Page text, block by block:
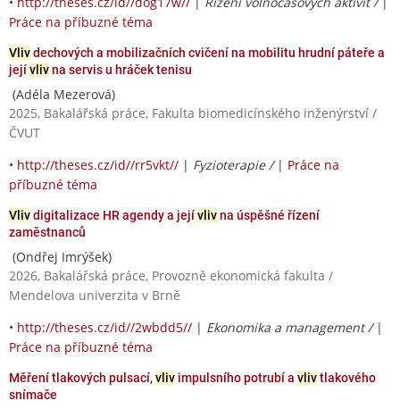
Práce na příbuzné téma
Vlivdechových a mobilizačních cvičení na mobilitu hrudní páteře a
jejívlivna servis u hráček tenisu
(Adéla Mezerová)
2025, Bakalářská práce, Fakulta biomedicínského inženýrství /
ČVUT
• http://theses.cz/id//rr5vkt// | Fyzioterapie / | Práce na
příbuzné téma
Vlivdigitalizace HR agendy a jejívlivna úspěšné řízení
zaměstnanců
(Ondřej Imrýšek)
2026, Bakalářská práce, Provozně ekonomická fakulta /
Mendelova univerzita v Brně
• http://theses.cz/id//2wbdd5// | Ekonomika a management / |
Práce na příbuzné téma
Měření tlakových pulsací,vliv impulsního potrubí a vlivtlakového
snímače